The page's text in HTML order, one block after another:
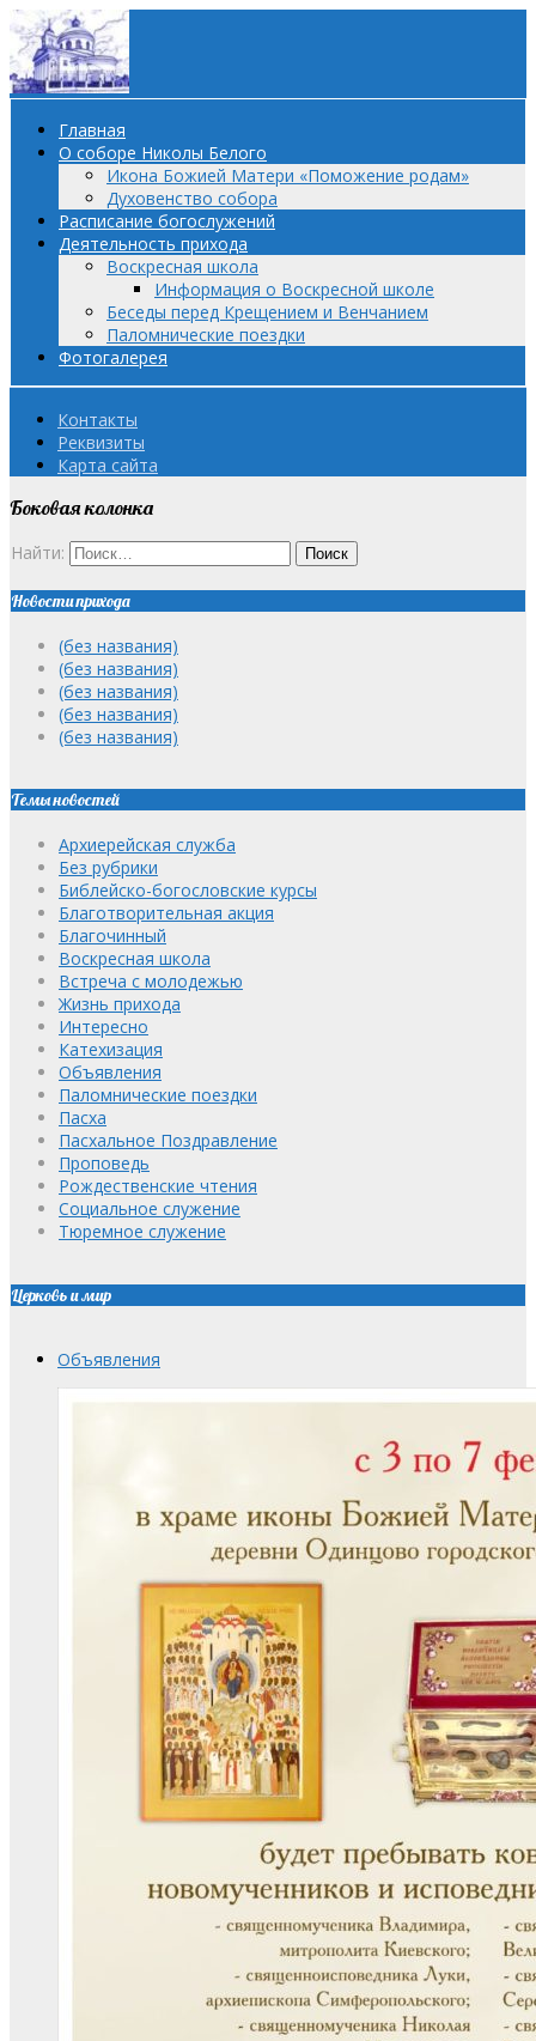
Главная
О соборе Николы Белого
Икона Божией Матери «Поможение родам»
Духовенство собора
Расписание богослужений
Деятельность прихода
Воскресная школа
Информация о Воскресной школе
Беседы перед Крещением и Венчанием
Паломнические поездки
Фотогалерея
Контакты
Реквизиты
Карта сайта
Боковая колонка
Найти:
Новости прихода
(без названия)
(без названия)
(без названия)
(без названия)
(без названия)
Темы новостей
Архиерейская служба
Без рубрики
Библейско-богословские курсы
Благотворительная акция
Благочинный
Воскресная школа
Встреча с молодежью
Жизнь прихода
Интересно
Катехизация
Объявления
Паломнические поездки
Пасха
Пасхальное Поздравление
Проповедь
Рождественские чтения
Социальное служение
Тюремное служение
Церковь и мир
Объявления